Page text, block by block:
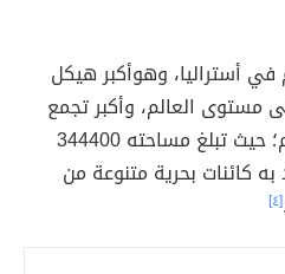
في أستراليا، وهوأكبر هيكل
مستوى العالم، وأكبر تجمع
للشعاب المرجانية في العالم؛ حيث تبلغ مساحته 344400
به كائنات بحرية متنوعة من
[٤]